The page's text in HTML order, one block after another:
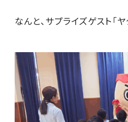
なんと、サプライズゲスト「